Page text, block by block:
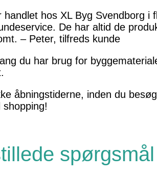
handlet hos XL Byg Svendborg i
De har altid de
– Peter, tilfreds kunde
du har brug for
åbningstiderne, inden du
shopping!
spørgsmål